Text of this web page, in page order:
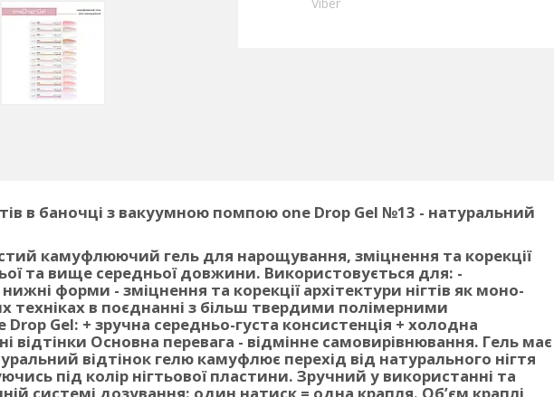
в баночці з вакуумною помпою one Drop Gel №13 - натуральний
камуфлюючий гель для нарощування, зміцнення та корекції
та вище середньої довжини. Використовується для: -
форми - зміцнення та корекції архітектури нігтів як моно-
техніках в поєднанні з більш твердими полімерними
Gel: + зручна середньо-густа консистенція + холодна
відтінки Основна перевага - відмінне самовирівнювання. Гель має
відтінок гелю камуфлює перехід від натурального нігтя
під колір нігтьової пластини. Зручний у використанні та